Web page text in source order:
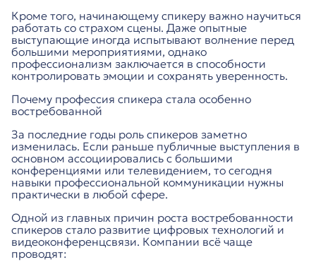
Кроме того, начинающему спикеру важно научиться
работать со страхом сцены. Даже опытные
выступающие иногда испытывают волнение перед
большими мероприятиями, однако
профессионализм заключается в способности
контролировать эмоции и сохранять уверенность.
Почему профессия спикера стала особенно
востребованной
За последние годы роль спикеров заметно
изменилась. Если раньше публичные выступления в
основном ассоциировались с большими
конференциями или телевидением, то сегодня
навыки профессиональной коммуникации нужны
практически в любой сфере.
Одной из главных причин роста востребованности
спикеров стало развитие цифровых технологий и
видеоконференцсвязи. Компании всё чаще
проводят: